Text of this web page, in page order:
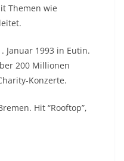
Themen wie
Januar 1993 in Eutin.
200 Millionen
Konzerte.
Hit “Rooftop”,